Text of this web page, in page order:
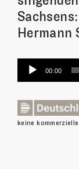
Hermann
Audio-
Player
00:00
keine